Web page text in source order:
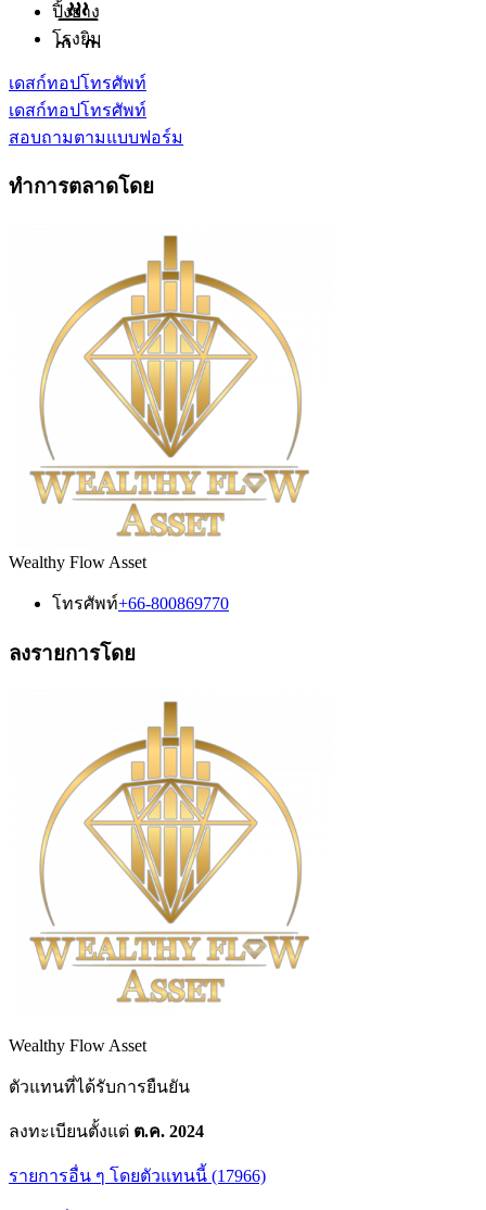
ปิ้งย่าง
โรงยิม
เดสก์ทอปโทรศัพท์
เดสก์ทอปโทรศัพท์
สอบถามตามแบบฟอร์ม
ทำการตลาดโดย
Wealthy Flow Asset
โทรศัพท์+66-800869770
ลงรายการโดย
Wealthy Flow Asset
ตัวแทนที่ได้รับการยืนยัน
ลงทะเบียนตั้งแต่ ต.ค. 2024
รายการอื่น ๆ โดยตัวแทนนี้ (17966)